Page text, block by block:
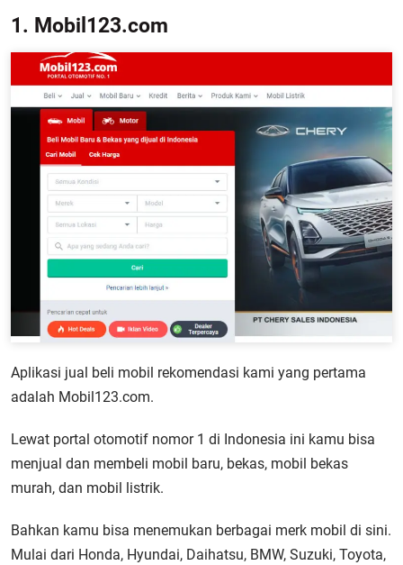
1. Mobil123.com
Aplikasi jual beli mobil rekomendasi kami yang pertama
adalah Mobil123.com.
Lewat portal otomotif nomor 1 di Indonesia ini kamu bisa
menjual dan membeli mobil baru, bekas, mobil bekas
murah, dan mobil listrik.
Bahkan kamu bisa menemukan berbagai merk mobil di sini.
Mulai dari Honda, Hyundai, Daihatsu, BMW, Suzuki, Toyota,